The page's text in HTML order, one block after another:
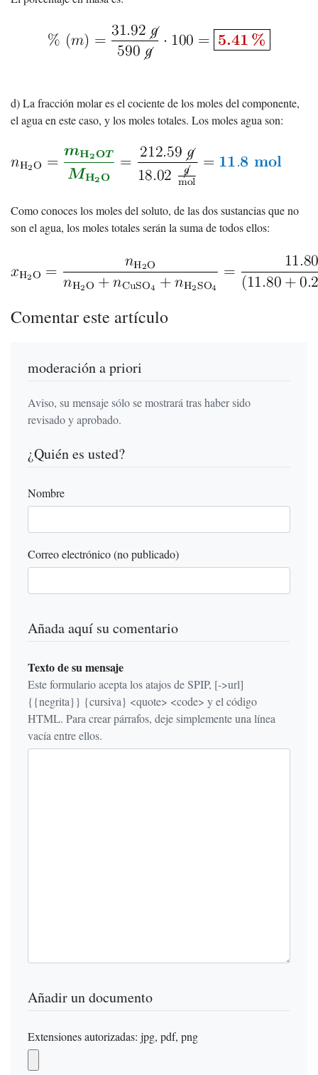
d) La fracción molar es el cociente de los moles del componente,
el agua en este caso, y los moles totales. Los moles agua son:
Como conoces los moles del soluto, de las dos sustancias que no
son el agua, los moles totales serán la suma de todos ellos:
Comentar este artículo
moderación a priori
Aviso, su mensaje sólo se mostrará tras haber sido
revisado y aprobado.
¿Quién es usted?
Nombre
Correo electrónico (no publicado)
Añada aquí su comentario
Texto de su mensaje
Este formulario acepta los atajos de SPIP, [->url]
{{negrita}} {cursiva} <quote> <code> y el código
HTML. Para crear párrafos, deje simplemente una línea
vacía entre ellos.
Añadir un documento
Extensiones autorizadas: jpg, pdf, png